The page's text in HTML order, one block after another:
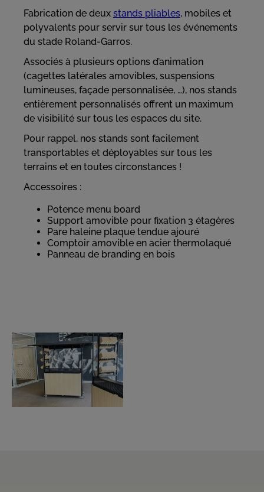
Fabrication de deux stands pliables, mobiles et
polyvalents pour servir sur tous les événements
du stade Roland-Garros.
Associés à plusieurs options d’animation
(cagettes latérales amovibles, suspensions
lumineuses, façade personnalisée, …), nos stands
entièrement personnalisés offrent un maximum
de visibilité sur tous les espaces du site.
Pour rappel, nos stands sont facilement
transportables et déployables sur tous les
terrains et en toutes circonstances !
Accessoires :
Potence menu board
Support amovible pour fixation 3 étagères
Pare haleine plaque tendue ajouré
Comptoir amovible en acier thermolaqué
Panneau de branding en bois